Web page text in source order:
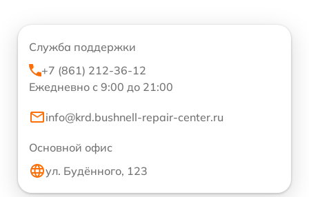
Служба поддержки
+7 (861) 212-36-12
Ежедневно с 9:00 до 21:00
info@krd.bushnell-repair-center.ru
Основной офис
ул. Будённого, 123